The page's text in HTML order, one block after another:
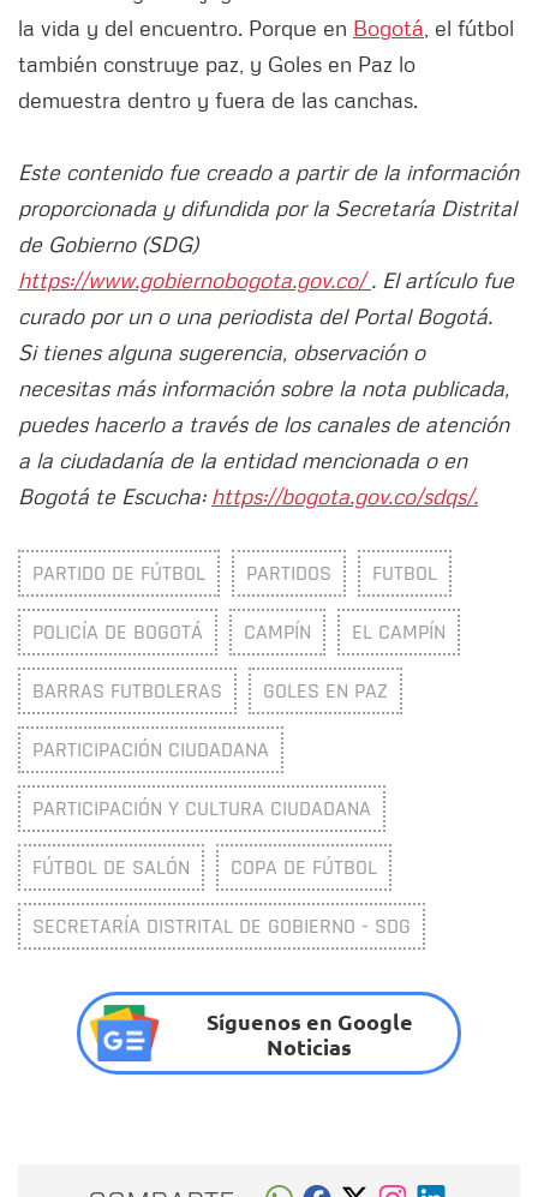
la vida y del encuentro. Porque en Bogotá , el fútbol
también construye paz, y Goles en Paz lo
demuestra dentro y fuera de las canchas.
Este contenido fue creado a partir de la información
proporcionada y difundida por la Secretaría Distrital
de Gobierno (SDG)
https://www.gobiernobogota.gov.co/. El artículo fue
curado por un o una periodista del Portal Bogotá.
Si tienes alguna sugerencia, observación o
necesitas más información sobre la nota publicada,
puedes hacerlo a través de los canales de atención
a la ciudadanía de la entidad mencionada o en
Bogotá te Escucha: https://bogota.gov.co/sdqs/.
PARTIDO DE FÚTBOL PARTIDOS FUTBOL
POLICÍA DE BOGOTÁ CAMPÍN EL CAMPÍN
BARRAS FUTBOLERAS GOLES EN PAZ
PARTICIPACIÓN CIUDADANA
PARTICIPACIÓN Y CULTURA CIUDADANA
FÚTBOL DE SALÓN COPA DE FÚTBOL
SECRETARÍA DISTRITAL DE GOBIERNO - SDG
Síguenos en Google
Noticias